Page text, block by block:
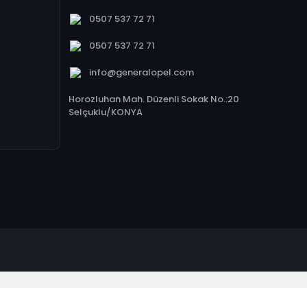
0507 537 72 71
0507 537 72 71
info@generalopel.com
Horozluhan Mah. Düzenli Sokak No.:20
Selçuklu/KONYA